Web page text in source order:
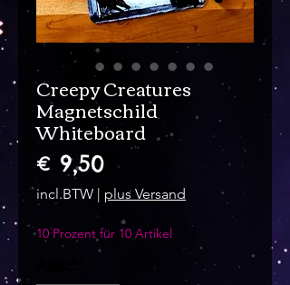
Creepy Creatures
Magnetschild
Whiteboard
€ 9,50Prijs
incl.BTW | plus Versand
10 Prozent für 10 Artikel
Aantal